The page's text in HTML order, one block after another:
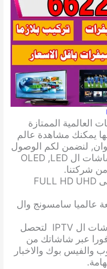
العالمية الممتازة
يمكنك مشاهدة عالم
لنضمن لكم الوصول
لارقى عمق لوني مع شاشات ال OLED ,LED
دقات عالية جدا تصل الى FULL HD UHD
عالميا سامسونج وال
اتصل بالانترنت عبر شاشات ال IPTV لتحصل
عبر شاشاتك من
والفيس بوك والاخبار